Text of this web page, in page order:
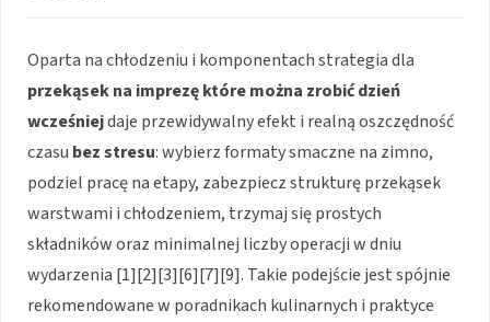
Oparta na chłodzeniu i komponentach strategia dla
przekąsek na imprezęktóre można zrobić dzień
wcześniejdaje przewidywalny efekt i realną oszczędność
czasu bez stresu: wybierz formaty smaczne na zimno,
podziel pracę na etapy, zabezpiecz strukturę przekąsek
warstwami i chłodzeniem, trzymaj się prostych
składników oraz minimalnej liczby operacji w dniu
wydarzenia [1][2][3][6][7][9]. Takie podejście jest spójnie
rekomendowane w poradnikach kulinarnych i praktyce